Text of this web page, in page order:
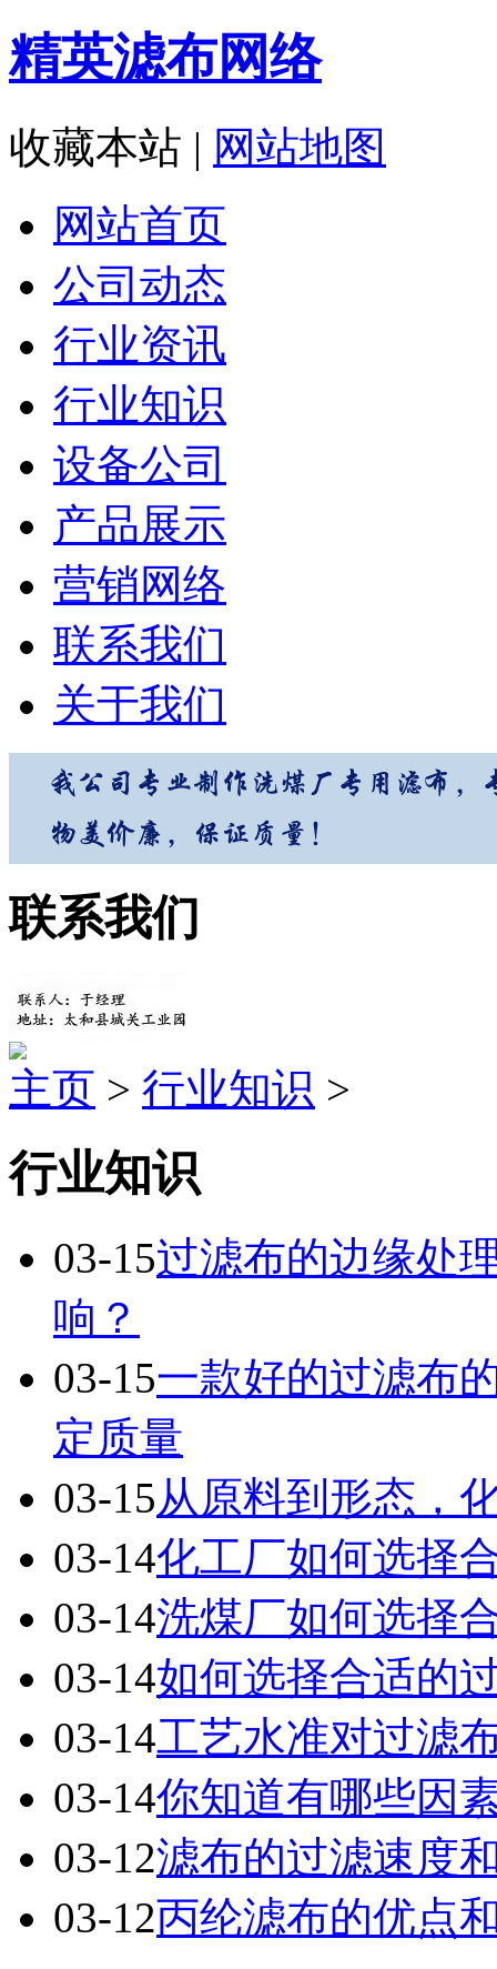
精英滤布网络
收藏本站 | 网站地图
网站首页
公司动态
行业资讯
行业知识
设备公司
产品展示
营销网络
联系我们
关于我们
联系我们
主页 > 行业知识 >
行业知识
03-15过滤布的边缘处
响？
03-15一款好的过滤布
定质量
03-15从原料到形态，
03-14化工厂如何选择
03-14洗煤厂如何选择
03-14如何选择合适的
03-14工艺水准对过滤
03-14你知道有哪些因
03-12滤布的过滤速度
03-12丙纶滤布的优点